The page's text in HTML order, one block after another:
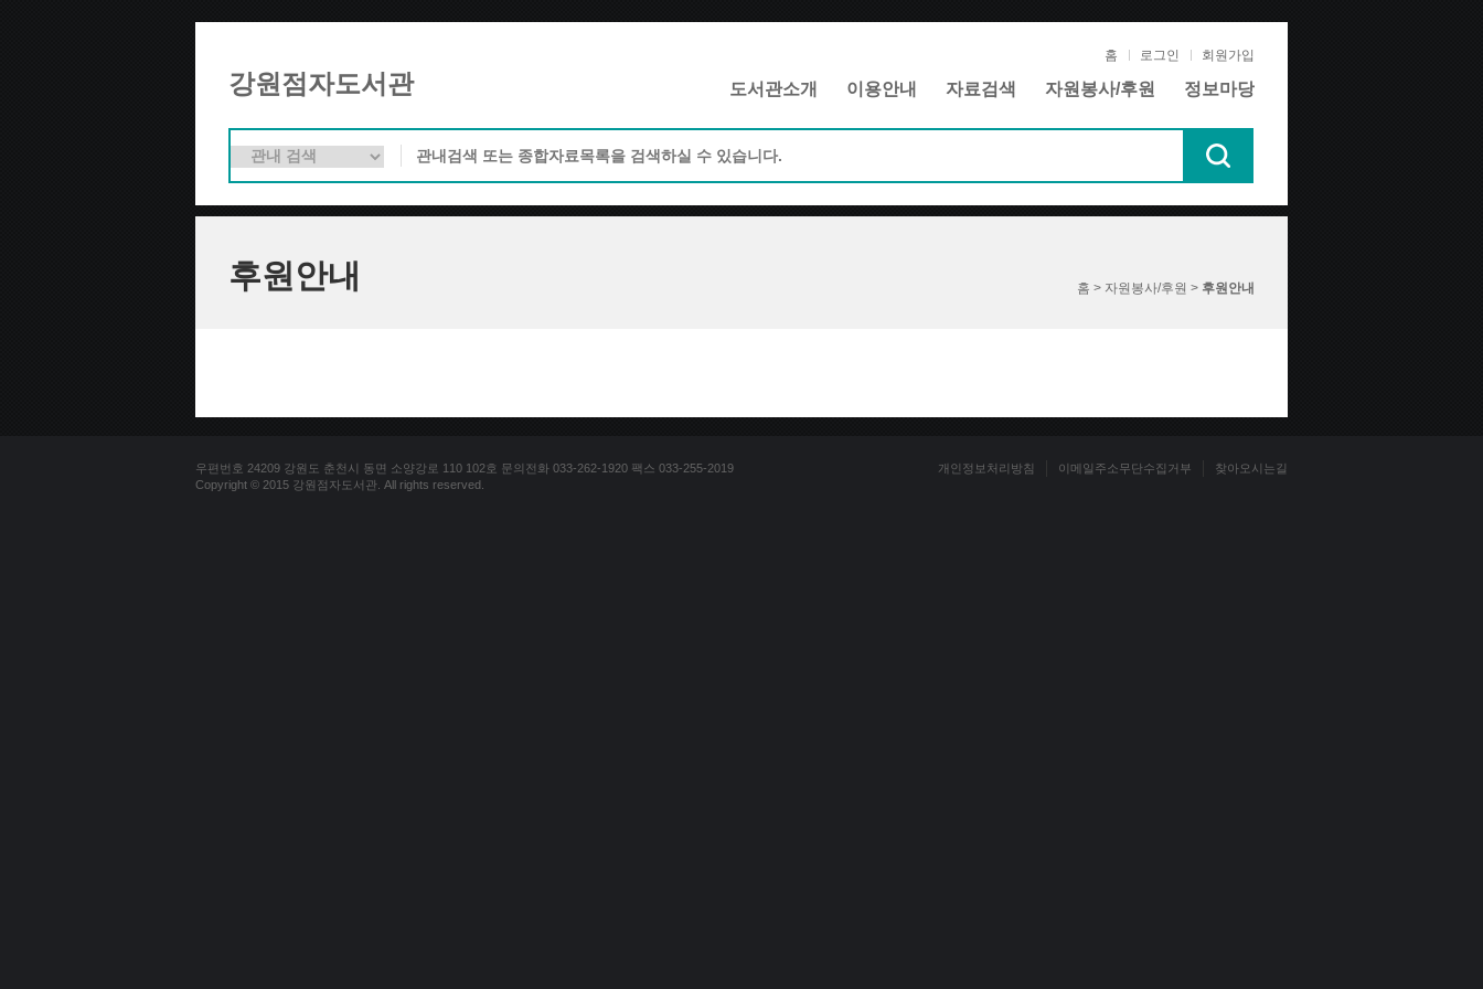
강원점자도서관
홈 로그인 회원가입
도서관소개 이용안내 자료검색 자원봉사/후원 정보마당
후원안내 홈 > 자원봉사/후원 > 후원안내
우편번호 24209 강원도 춘천시 동면 소양강로 110 102호 문의전화 033-262-1920 팩스 033-255-2019
Copyright © 2015 강원점자도서관. All rights reserved.
개인정보처리방침 이메일주소무단수집거부 찾아오시는길